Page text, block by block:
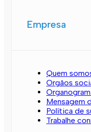
Empresa
Quem
Orgãos
Mensagem
Política de
Trabalhe